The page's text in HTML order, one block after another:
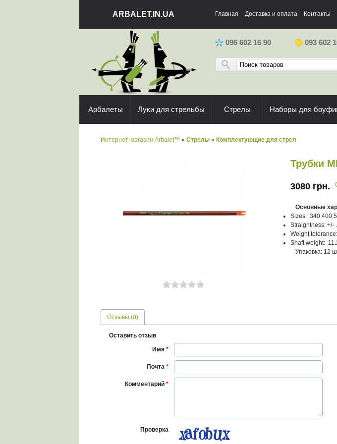
ARBALET.IN.UA Главная Доставка и оплата Контакты
096 602 16 90 093 602
Арбалеты Луки для стрельбы Стрелы Наборы для
Интернет-магазин Arbalet™ » Стрелы » Комплектующие для стрел
Трубки
3080 грн.
Основные
Sizes:
Straightness: +/-
Weight
Shaft weight:
Упаковка: 12
Отзывы (0)
Оставить отзыв
Имя *
Почта *
Комментарий *
Проверка